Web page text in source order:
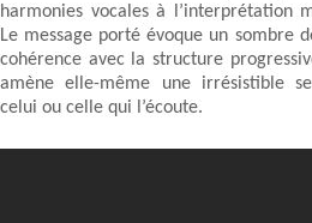
harmonies vocales à l’interprétation
Le message porté évoque un sombre
cohérence avec la structure
amène elle-même une irrésistible
celui ou celle qui l’écoute.